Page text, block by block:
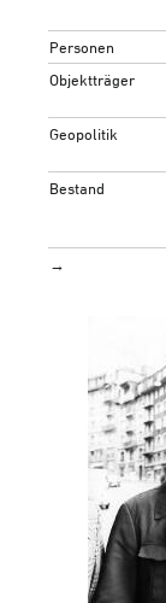
Personen
Objektträger
Geopolitik
Bestand
→